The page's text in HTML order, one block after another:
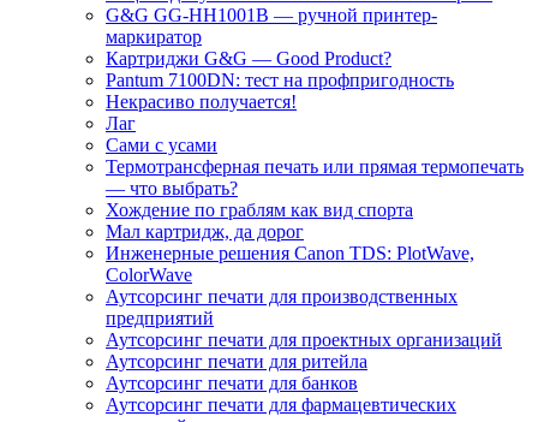
G&G GG-HH1001B — ручной принтер-
маркиратор
Картриджи G&G — Good Product?
Pantum 7100DN: тест на профпригодность
Некрасиво получается!
Лаг
Сами с усами
Термотрансферная печать или прямая термопечать
— что выбрать?
Хождение по граблям как вид спорта
Мал картридж, да дорог
Инженерные решения Canon TDS: PlotWave,
ColorWave
Аутсорсинг печати для производственных
предприятий
Аутсорсинг печати для проектных организаций
Аутсорсинг печати для ритейла
Аутсорсинг печати для банков
Аутсорсинг печати для фармацевтических